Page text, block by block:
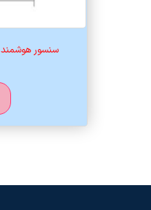
سنسور هوشمند PIR سنسور حرکتی با ارتباط زیگبی